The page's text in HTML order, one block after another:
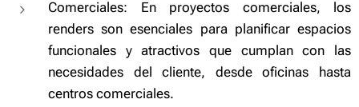
Comerciales: En proyectos comerciales, los
renders son esenciales para planificar espacios
funcionales y atractivos que cumplan con las
necesidades del cliente, desde oficinas hasta
centros comerciales.